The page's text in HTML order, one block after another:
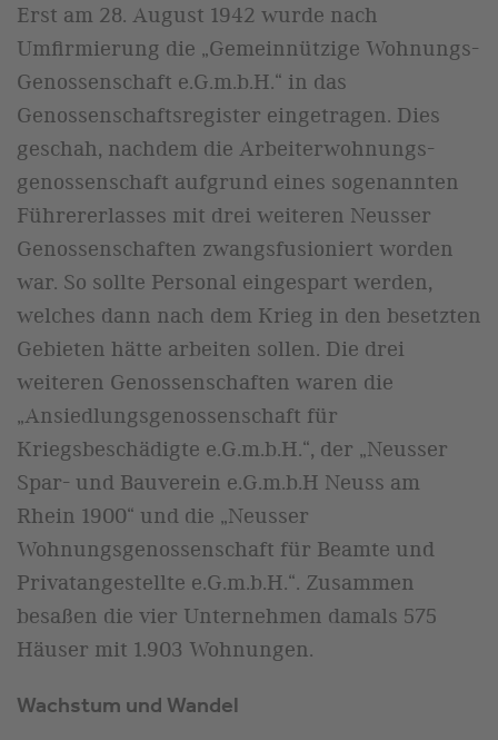
Erst am 28. August 1942 wurde nach
Umfirmierung die „Gemeinnützige Wohnungs-
Genossenschaft e.G.m.b.H.“ in das
Genossenschaftsregister eingetragen. Dies
geschah, nachdem die Arbeiterwohnungs-
genossenschaft aufgrund eines sogenannten
Führererlasses mit drei weiteren Neusser
Genossenschaften zwangsfusioniert worden
war. So sollte Personal eingespart werden,
welches dann nach dem Krieg in den besetzten
Gebieten hätte arbeiten sollen. Die drei
weiteren Genossenschaften waren die
„Ansiedlungsgenossenschaft für
Kriegsbeschädigte e.G.m.b.H.“, der „Neusser
Spar- und Bauverein e.G.m.b.H Neuss am
Rhein 1900“ und die „Neusser
Wohnungsgenossenschaft für Beamte und
Privatangestellte e.G.m.b.H.“. Zusammen
besaßen die vier Unternehmen damals 575
Häuser mit 1.903 Wohnungen.
Wachstum und Wandel